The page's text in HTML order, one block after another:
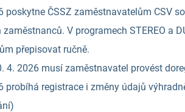
poskytne ČSSZ zaměstnavatelům CSV
V programech STEREO a
přepisovat ručně.
4. 2026 musí zaměstnavatel provést
probíhá registrace i změny údajů